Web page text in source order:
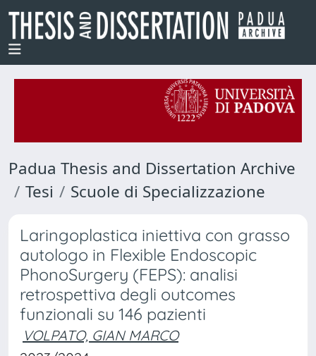
Padua Thesis and Dissertation Archive
Tesi
Scuole di Specializzazione
Laringoplastica iniettiva con grasso
autologo in Flexible Endoscopic
PhonoSurgery (FEPS): analisi
retrospettiva degli outcomes
funzionali su 146 pazienti
VOLPATO, GIAN MARCO